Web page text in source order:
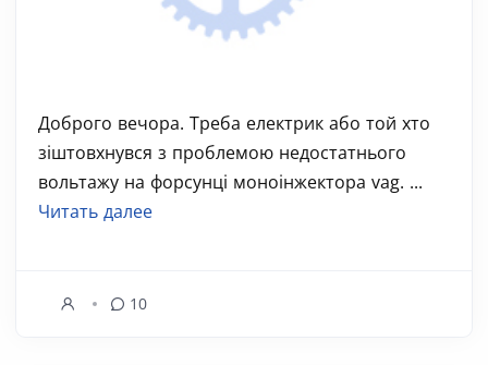
Доброго вечора. Треба електрик або той хто
зіштовхнувся з проблемою недостатнього
вольтажу на форсунці моноінжектора vag. ...
Читать далее
10